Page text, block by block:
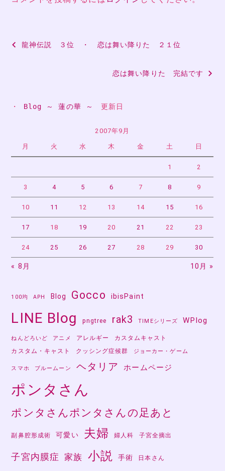
投
龍神伝説 ３位 ・ 恋は舞い降りた ２１位
恋は舞い降りた 完結です
・ Blog ～ 蓮の華 ～ 更新日
2007年9月
月 火 水 木 金 土 日
1 2
3 4 5 6 7 8 9
10 11 12 13 14 15 16
17 18 19 20 21 22 23
24 25 26 27 28 29 30
« 8月 10月 »
100均 APH Blog Gocco ibisPaint
LINE Blog pngtree rak3 TIMEシリーズ WPlog
ねんどろいど アニメ アレルギー
カスタムキャスト
カスタム・キャスト
クッシング症候群 ジョーカー・ゲーム
スマホ ブルームーン ヘタリア ホームページ
ポンタさん
ポンタさんポンタさんの足あと
副鼻腔形成術 可愛い 夫婦 婦人科 子宮全摘出
子宮内膜症 家族 小説 手術 日本さん